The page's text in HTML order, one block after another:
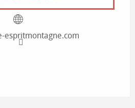
espritmontagne.com